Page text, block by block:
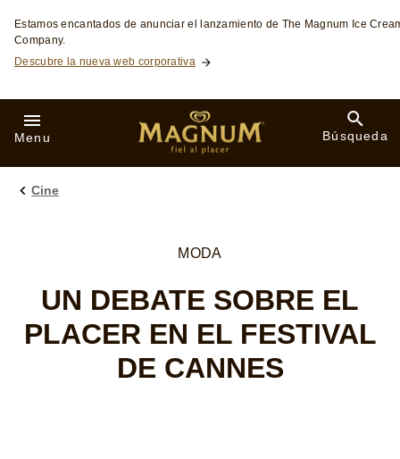
Skip to:
Estamos encantados de anunciar el lanzamiento de The Magnum Ice
Company.
Descubre la nueva web corporativa
Menu Búsqueda
Cine
MODA
UN DEBATE SOBRE EL
PLACER EN EL FESTIVAL
DE CANNES